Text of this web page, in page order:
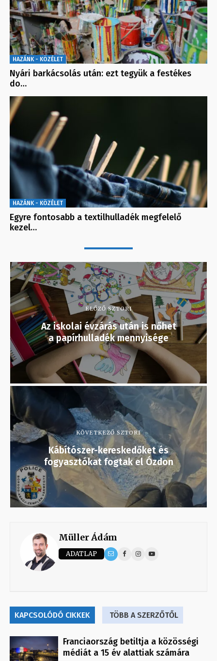
HAZÁNK - KÖZÉLET
Nyári barkácsolás után: ezt tegyük a festékes
do…
HAZÁNK - KÖZÉLET
Egyre fontosabb a textilhulladék megfelelő
kezel…
ELŐZŐ SZTORI
Az iskolai évzárás után is nőhet
a papírhulladék mennyisége
KÖVETKEZŐ SZTORI
Kábítószer-kereskedőket és
fogyasztókat fogtak el Ózdon
Müller Ádám
ADATLAP
KAPCSOLÓDÓ CIKKEK TÖBB A SZERZŐTŐL
Franciaország betiltja a közösségi
médiát a 15 év alattiak számára